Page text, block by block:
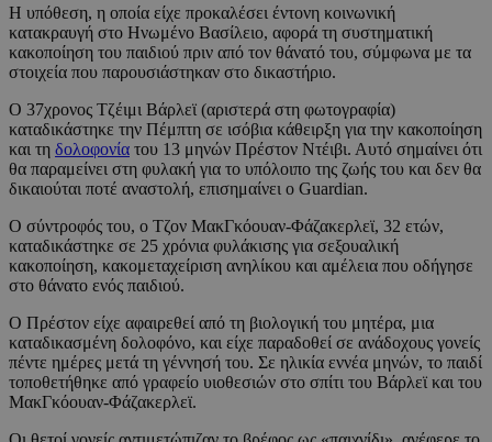
Η υπόθεση, η οποία είχε προκαλέσει έντονη κοινωνική
κατακραυγή στο Ηνωμένο Βασίλειο, αφορά τη συστηματική
κακοποίηση του παιδιού πριν από τον θάνατό του, σύμφωνα με τα
στοιχεία που παρουσιάστηκαν στο δικαστήριο.
Ο 37χρονος Τζέιμι Βάρλεϊ (αριστερά στη φωτογραφία)
καταδικάστηκε την Πέμπτη σε ισόβια κάθειρξη για την κακοποίηση
και τη δολοφονία του 13 μηνών Πρέστον Ντέιβι. Αυτό σημαίνει ότι
θα παραμείνει στη φυλακή για το υπόλοιπο της ζωής του και δεν θα
δικαιούται ποτέ αναστολή, επισημαίνει ο Guardian.
Ο σύντροφός του, ο Τζον ΜακΓκόουαν-Φάζακερλεϊ, 32 ετών,
καταδικάστηκε σε 25 χρόνια φυλάκισης για σεξουαλική
κακοποίηση, κακομεταχείριση ανηλίκου και αμέλεια που οδήγησε
στο θάνατο ενός παιδιού.
Ο Πρέστον είχε αφαιρεθεί από τη βιολογική του μητέρα, μια
καταδικασμένη δολοφόνο, και είχε παραδοθεί σε ανάδοχους γονείς
πέντε ημέρες μετά τη γέννησή του. Σε ηλικία εννέα μηνών, το παιδί
τοποθετήθηκε από γραφείο υιοθεσιών στο σπίτι του Βάρλεϊ και του
ΜακΓκόουαν-Φάζακερλεϊ.